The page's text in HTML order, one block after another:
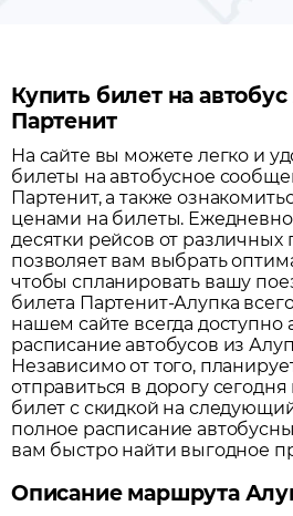
Купить билет на
Партенит
На сайте вы можете легко и
билеты на автобусное
Партенит, а также
ценами на билеты.
десятки рейсов от различных
позволяет вам выбрать
чтобы спланировать вашу
билета Партенит-Алупка
нашем сайте всегда доступно
расписание автобусов из
Независимо от того,
отправиться в дорогу
билет с скидкой на
полное расписание
вам быстро найти выгодное
Описание маршрута